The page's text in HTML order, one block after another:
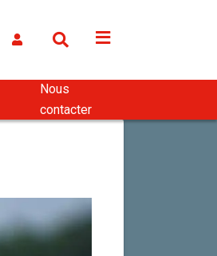
Nous
contacter